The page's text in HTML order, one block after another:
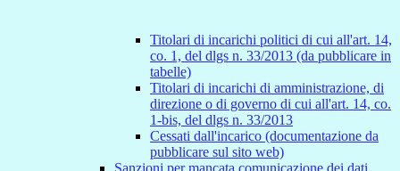
Titolari di incarichi politici di cui all'art. 14,
co. 1, del dlgs n. 33/2013 (da pubblicare in
tabelle)
Titolari di incarichi di amministrazione, di
direzione o di governo di cui all'art. 14, co.
1-bis, del dlgs n. 33/2013
Cessati dall'incarico (documentazione da
pubblicare sul sito web)